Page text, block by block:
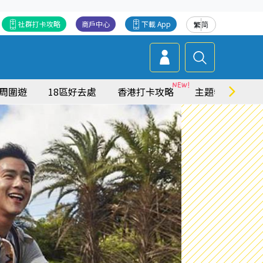
繁简
下載 App
商戶中心
社群打卡攻略
圍遊 18區好去處 香港打卡攻略 主題特集